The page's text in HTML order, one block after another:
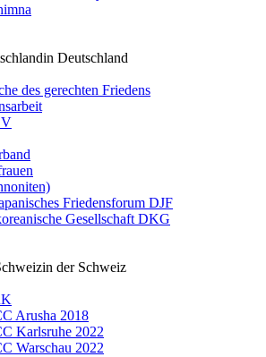
in Deutschland
des gerechten Friedens
Friedensforum DJF
Gesellschaft DKG
in der Schweiz
Arusha 2018
Karlsruhe 2022
Warschau 2022